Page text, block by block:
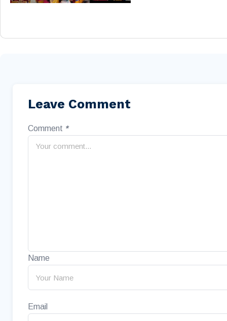
Leave Comment
Comment *
Name
Email